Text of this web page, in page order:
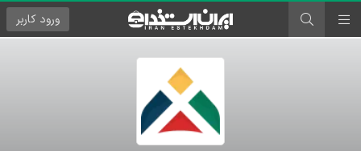
ورود کاربر